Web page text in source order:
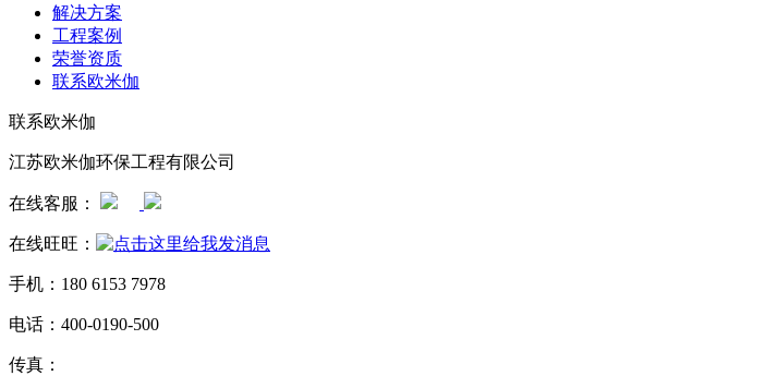
解决方案
工程案例
荣誉资质
联系欧米伽
联系欧米伽
江苏欧米伽环保工程有限公司
在线客服：
在线旺旺：
手机：180 6153 7978
电话：400-0190-500
传真：